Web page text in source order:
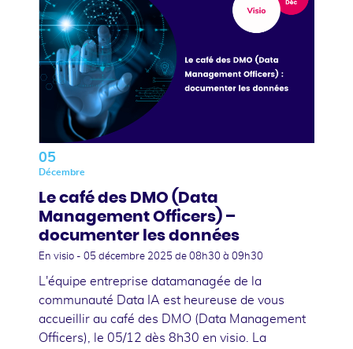
05
Décembre
Le café des DMO (Data
Management Officers) –
documenter les données
En visio - 05 décembre 2025 de 08h30 à 09h30
L'équipe entreprise datamanagée de la
communauté Data IA est heureuse de vous
accueillir au café des DMO (Data Management
Officers), le 05/12 dès 8h30 en visio. La